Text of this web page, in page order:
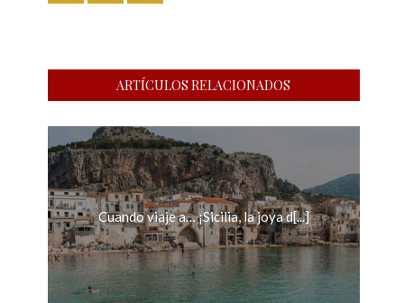
ARTÍCULOS RELACIONADOS
Cuando viaje a… ¡Sicilia, la joya d[...]